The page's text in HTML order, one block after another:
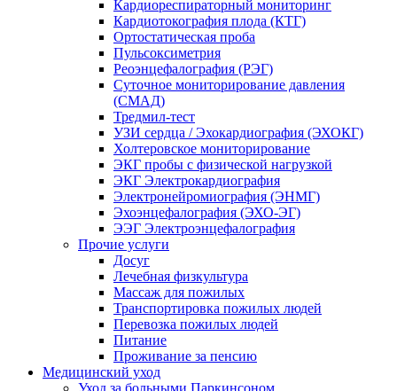
Кардиореспираторный мониторинг
Кардиотокография плода (КТГ)
Ортостатическая проба
Пульсоксиметрия
Реоэнцефалография (РЭГ)
Суточное мониторирование давления
(СМАД)
Тредмил-тест
УЗИ сердца / Эхокардиография (ЭХОКГ)
Холтеровское мониторирование
ЭКГ пробы с физической нагрузкой
ЭКГ Электрокардиография
Электронейромиография (ЭНМГ)
Эхоэнцефалография (ЭХО-ЭГ)
ЭЭГ Электроэнцефалография
Прочие услуги
Досуг
Лечебная физкультура
Массаж для пожилых
Транспортировка пожилых людей
Перевозка пожилых людей
Питание
Проживание за пенсию
Медицинский уход
Уход за больными Паркинсоном